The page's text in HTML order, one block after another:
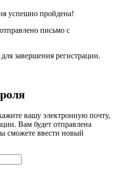
успешно пройдена!
письмо с
завершения регистрации.
вашу электронную почту,
Вам будет отправлена
сможете ввести новый